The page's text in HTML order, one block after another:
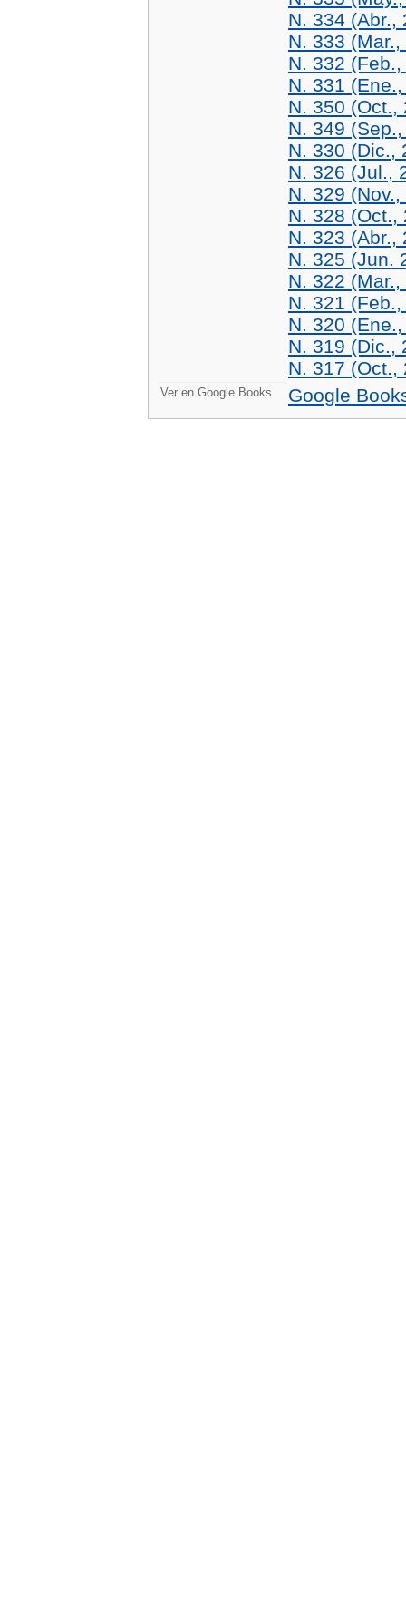
N. 334 (Abr.,
N. 333 (Mar.,
N. 332
N. 331
N. 350 (Oct.,
N. 349
N. 330 (Dic.,
N. 326 (Jul.,
N. 329
N. 328 (Oct.,
N. 323 (Abr.,
N. 325 (Jun.
N. 322 (Mar.,
N. 321
N. 320
N. 319 (Dic.,
N. 317 (Oct.,
Ver en Google Books Google